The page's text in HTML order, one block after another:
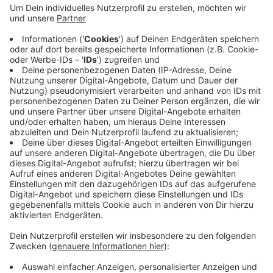
Der Kampfmittelbeseitigungsdienst hat damit
begonnen einen Weltkriegs-Blindgänger zu
entschärfen. Bauarbeiter warem im Bereich der Straße
"An der Steinkuhle" darauf gestoßen. Am frühen Abend
hatten Einsatzkräfte begonnen einen Gefahrenbereich
im Umkreis von 500 Metern um die Fundstelle zu
räumen. Das dauerte über drei Stunden. Gegen 20:40
Uhr war der Bereich endlich frei. Jetzt sind die
Entschärfer gefragt und haben hoffentlich schnell
Erfolg.
Anzeige